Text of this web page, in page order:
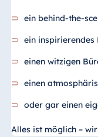
ein behind-the-
ein inspirierendes
einen witzigen
einen
oder gar einen
Alles ist möglich –